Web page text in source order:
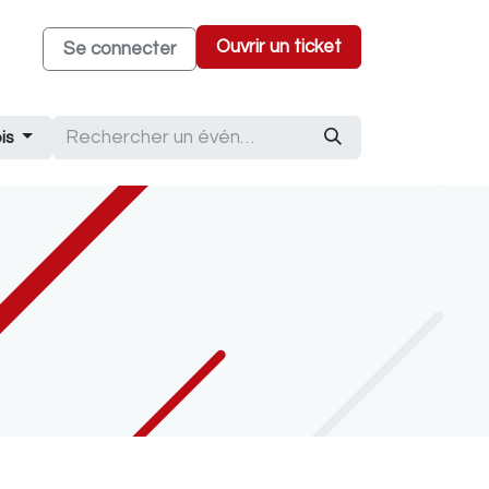
Odoo Expert
Se connecter Ouvrir un ticket